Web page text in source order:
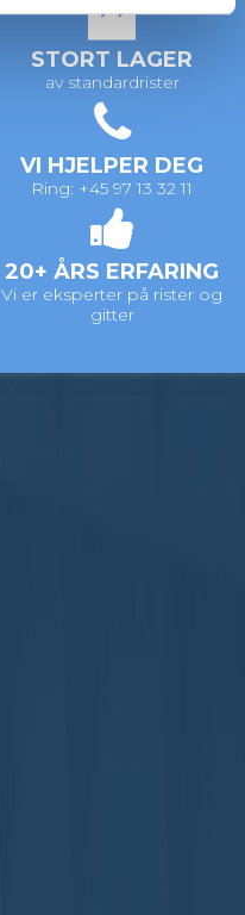
STORT LAGER
av standardrister
VI HJELPER DEG
Ring: +45 97 13 32 11
20+ ÅRS ERFARING
Vi er eksperter på rister og
gitter